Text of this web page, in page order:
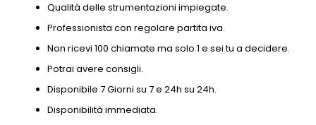
Qualità delle strumentazioni impiegate.
Professionista con regolare partita iva.
Non ricevi 100 chiamate ma solo 1 e sei tu a decidere.
Potrai avere consigli.
Disponibile 7 Giorni su 7 e 24h su 24h.
Disponibilità immediata.